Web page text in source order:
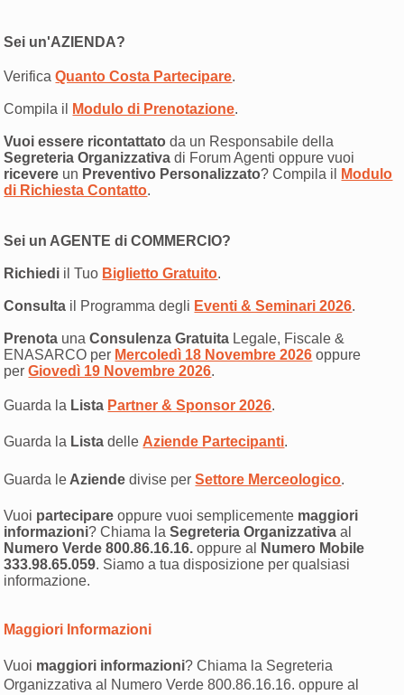
Sei un'AZIENDA?
VerificaQuanto Costa Partecipare.
Compila il Modulo di Prenotazione.
Vuoi essere ricontattato da un Responsabile della
Segreteria Organizzativa di Forum Agenti oppure vuoi
ricevere un Preventivo Personalizzato? Compila il
Modulo
di Richiesta Contatto.
Sei un AGENTE di COMMERCIO?
Richiedi il Tuo Biglietto Gratuito.
Consulta il Programma degli Eventi & Seminari 2026.
Prenota unaConsulenza Gratuita Legale, Fiscale &
ENASARCO per Mercoledì 18 Novembre 2026 oppure
perGiovedì 19 Novembre 2026.
Guarda la Lista Partner & Sponsor 2026.
Guarda la Listadelle Aziende Partecipanti.
Guarda le Aziendedivise perSettore Merceologico.
Vuoi partecipare oppure vuoi semplicemente maggiori
informazioni? Chiama laSegreteria Organizzativa al
Numero Verde 800.86.16.16. oppure al
Numero Mobile
333.98.65.059. Siamo a tua disposizione per qualsiasi
informazione.
Maggiori Informazioni
Vuoi maggiori informazioni? Chiama la Segreteria
Organizzativa al Numero Verde 800.86.16.16. oppure al